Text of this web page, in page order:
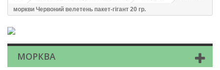
моркви Червоний велетень пакет-гігант 20 гр.
МОРКВА